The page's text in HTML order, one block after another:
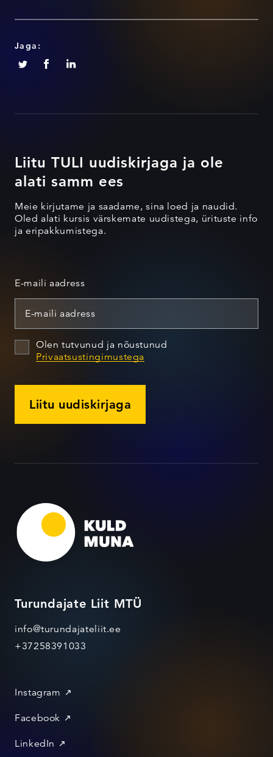
Jaga:
Liitu TULI uudiskirjaga ja ole
alati samm ees
Meie kirjutame ja saadame, sina loed ja naudid.
Oled alati kursis värskemate uudistega, ürituste info
ja eripakkumistega.
E-maili aadress
Olen tutvunud ja nõustunud
Privaatsustingimustega
Liitu uudiskirjaga
Turundajate Liit MTÜ
info@turundajateliit.ee
+37258391033
Instagram
Facebook
LinkedIn